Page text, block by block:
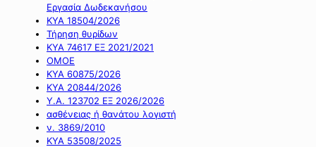
Εργασία Δωδεκανήσου
ΚΥΑ 18504/2026
Τήρηση θυρίδων
ΚΥΑ 74617 ΕΞ 2021/2021
ΟΜΟΕ
ΚΥΑ 60875/2026
ΚΥΑ 20844/2026
Υ.Α. 123702 ΕΞ 2026/2026
ασθένειας ή θανάτου λογιστή
ν. 3869/2010
ΚΥΑ 53508/2025